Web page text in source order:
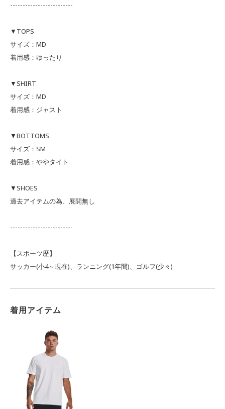
-------------------------
▼TOPS
サイズ：MD
着用感：ゆったり
▼SHIRT
サイズ：MD
着用感：ジャスト
▼BOTTOMS
サイズ：SM
着用感：ややタイト
▼SHOES
過去アイテムの為、展開無し
-------------------------
【スポーツ歴】
サッカー(小4～現在)、ランニング(1年間)、ゴルフ(少々)
着用アイテム